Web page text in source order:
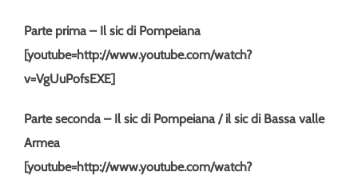
Parte prima – Il sic di Pompeiana
[youtube=http://www.youtube.com/watch?
v=VgUuPofsEXE]
Parte seconda – Il sic di Pompeiana / il sic di Bassa valle
Armea
[youtube=http://www.youtube.com/watch?